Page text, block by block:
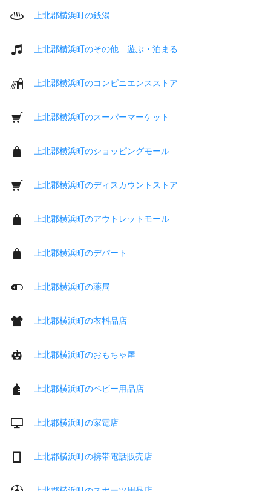
上北郡横浜町の銭湯
上北郡横浜町のその他 遊ぶ・泊まる
上北郡横浜町のコンビニエンスストア
上北郡横浜町のスーパーマーケット
上北郡横浜町のショッピングモール
上北郡横浜町のディスカウントストア
上北郡横浜町のアウトレットモール
上北郡横浜町のデパート
上北郡横浜町の薬局
上北郡横浜町の衣料品店
上北郡横浜町のおもちゃ屋
上北郡横浜町のベビー用品店
上北郡横浜町の家電店
上北郡横浜町の携帯電話販売店